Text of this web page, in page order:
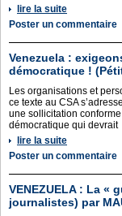
lire la suite
Poster un commentaire
Venezuela :
démocratique !
Les organisations et
ce texte au CSA
une sollicitation
démocratique qui devrait
lire la suite
Poster un commentaire
VENEZUELA : La «
journalistes) par